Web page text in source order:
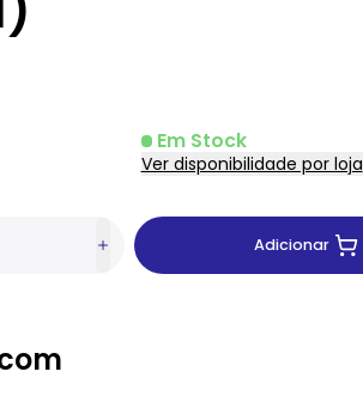
Em Stock
Ver disponibilidade por loja
Adicionar